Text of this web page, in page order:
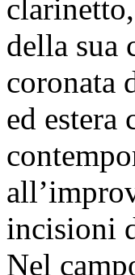
della sua
coronata
ed estera
incisioni
Nel